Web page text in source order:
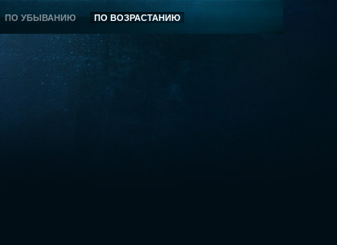
ПО УБЫВАНИЮ ПО ВОЗРАСТАНИЮ